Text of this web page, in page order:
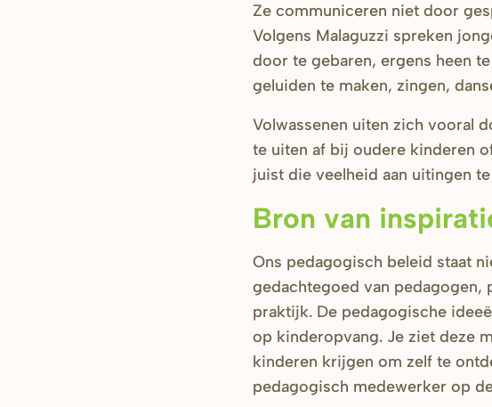
Ze communiceren niet door
Volgens Malaguzzi spreken
door te gebaren, ergens heen
geluiden te maken, zingen,
Volwassenen uiten zich vooral
te uiten af bij oudere kinderen
juist die veelheid aan uitingen
Bron van
Ons pedagogisch beleid staat
gedachtegoed van pedagogen,
praktijk. De pedagogische
op kinderopvang. Je ziet deze
kinderen krijgen om zelf te
pedagogisch medewerker op